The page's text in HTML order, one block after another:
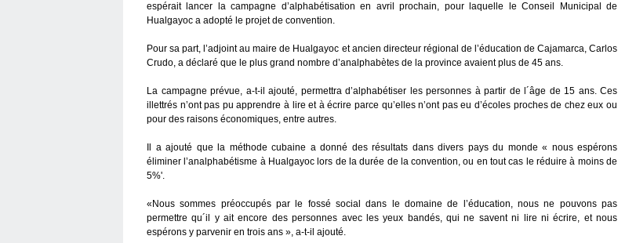
espérait lancer la campagne d’alphabétisation en avril prochain, pour laquelle le Conseil Municipal de
Hualgayoc a adopté le projet de convention.
Pour sa part, l’adjoint au maire de Hualgayoc et ancien directeur régional de l’éducation de Cajamarca, Carlos
Crudo, a déclaré que le plus grand nombre d’analphabètes de la province avaient plus de 45 ans.
La campagne prévue, a-t-il ajouté, permettra d’alphabétiser les personnes à partir de l´âge de 15 ans. Ces
illettrés n’ont pas pu apprendre à lire et à écrire parce qu’elles n’ont pas eu d’écoles proches de chez eux ou
pour des raisons économiques, entre autres.
Il a ajouté que la méthode cubaine a donné des résultats dans divers pays du monde « nous espérons
éliminer l’analphabétisme à Hualgayoc lors de la durée de la convention, ou en tout cas le réduire à moins de
5%'.
«Nous sommes préoccupés par le fossé social dans le domaine de l’éducation, nous ne pouvons pas
permettre qu´il y ait encore des personnes avec les yeux bandés, qui ne savent ni lire ni écrire, et nous
espérons y parvenir en trois ans », a-t-il ajouté.